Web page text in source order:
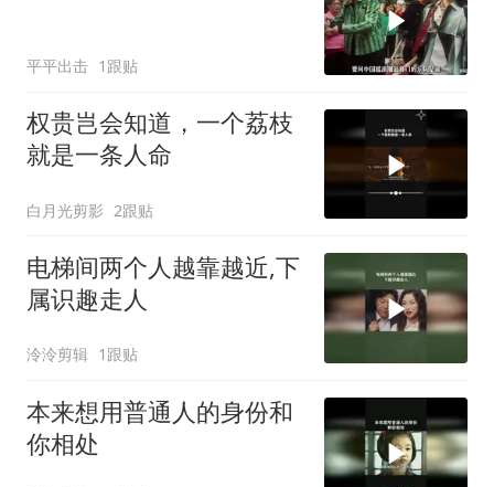
平平出击 1跟贴
权贵岂会知道，一个荔枝
就是一条人命
白月光剪影 2跟贴
电梯间两个人越靠越近,下
属识趣走人
泠泠剪辑 1跟贴
本来想用普通人的身份和
你相处